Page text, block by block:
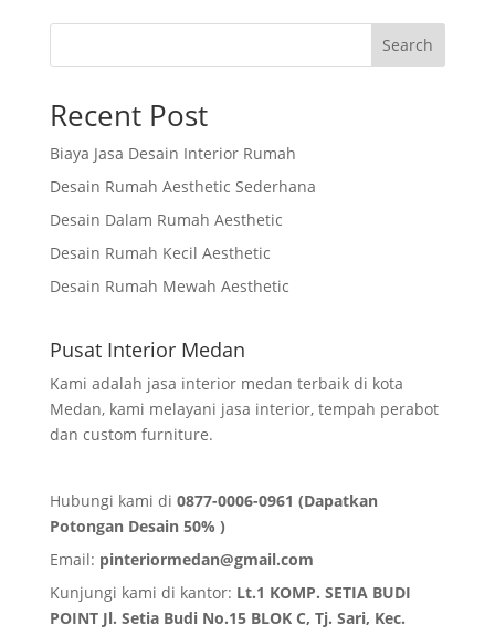
Search
Recent Post
Biaya Jasa Desain Interior Rumah
Desain Rumah Aesthetic Sederhana
Desain Dalam Rumah Aesthetic
Desain Rumah Kecil Aesthetic
Desain Rumah Mewah Aesthetic
Pusat Interior Medan
Kami adalah jasa interior medan terbaik di kota
Medan, kami melayani jasa interior, tempah perabot
dan custom furniture.
Hubungi kami di 0877-0006-0961 (Dapatkan
Potongan Desain 50% )
Email: pinteriormedan@gmail.com
Kunjungi kami di kantor: Lt.1 KOMP. SETIA BUDI
POINT Jl. Setia Budi No.15 BLOK C, Tj. Sari, Kec.